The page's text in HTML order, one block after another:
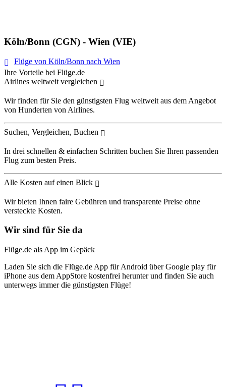
Köln/Bonn (CGN) - Wien (VIE)
Flüge von Köln/Bonn nach Wien
Ihre Vorteile bei Flüge.de
Airlines weltweit vergleichen
Wir finden für Sie den günstigsten Flug weltweit aus dem Angebot
von Hunderten von Airlines.
Suchen, Vergleichen, Buchen
In drei schnellen & einfachen Schritten buchen Sie Ihren passenden
Flug zum besten Preis.
Alle Kosten auf einen Blick
Wir bieten Ihnen faire Gebühren und transparente Preise ohne
versteckte Kosten.
Wir sind für Sie da
Flüge.de als App im Gepäck
Laden Sie sich die Flüge.de App für Android über Google play für
iPhone aus dem AppStore kostenfrei herunter und finden Sie auch
unterwegs immer die günstigsten Flüge!